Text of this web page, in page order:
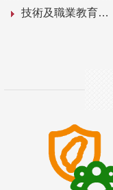
技術及職業教育